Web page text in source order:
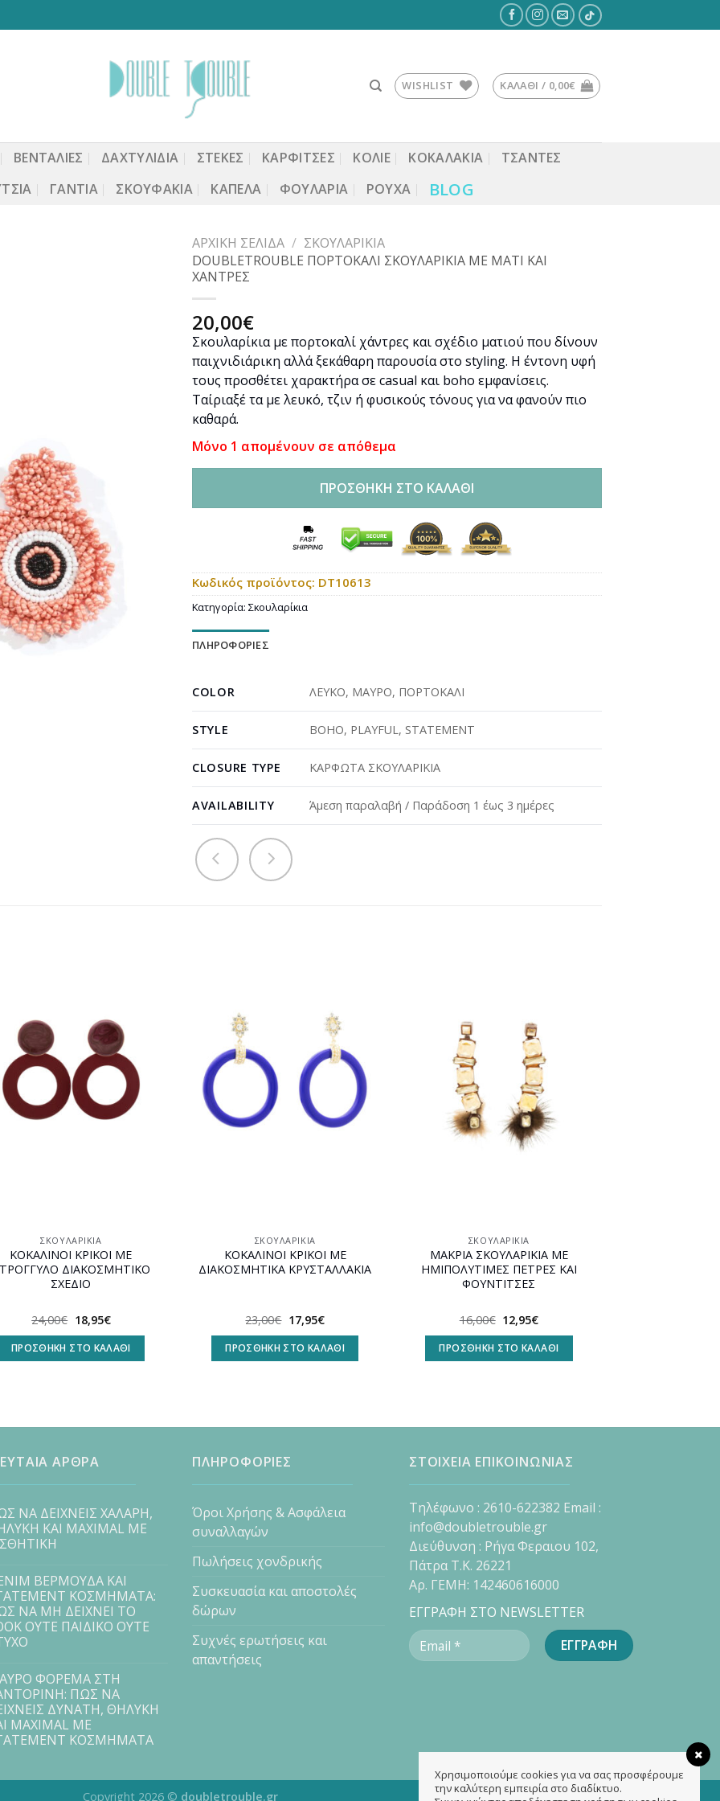
WISHLIST ΚΑΛΆΘΙ / 0,00€
ΒΕΝΤΆΛΙΕΣ ΔΑΧΤΥΛΙΔΙΑ ΣΤΈΚΕΣ ΚΑΡΦΙΤΣΕΣ ΚΟΛΙΕ ΚΟΚΑΛΆΚΙΑ
ΤΣΆΝΤΕΣ
ΓΆΝΤΙΑ ΣΚΟΥΦΆΚΙΑ ΚΑΠΈΛΑ ΦΟΥΛΆΡΙΑ ΡΟΎΧΑ BLOG
ΑΡΧΙΚΉ ΣΕΛΊΔΑ / ΣΚΟΥΛΑΡΊΚΙΑ
DOUBLETROUBLE ΠΟΡΤΟΚΑΛΙ ΣΚΟΥΛΑΡΙΚΙΑ ΜΕ ΜΑΤΙ ΚΑΙ
ΧΑΝΤΡΕΣ
20,00€
Σκουλαρίκια με πορτοκαλί χάντρες και σχέδιο ματιού που δίνουν
παιχνιδιάρικη αλλά ξεκάθαρη παρουσία στο styling. Η έντονη υφή
τους προσθέτει χαρακτήρα σε casual και boho εμφανίσεις.
Ταίριαξέ τα με λευκό, τζιν ή φυσικούς τόνους για να φανούν πιο
καθαρά.
Μόνο 1 απομένουν σε απόθεμα
ΠΡΟΣΘΉΚΗ ΣΤΟ ΚΑΛΆΘΙ
Κωδικός προϊόντος: DT10613
Κατηγορία: Σκουλαρίκια
ΠΛΗΡΟΦΟΡΊΕΣ
COLOR ΛΕΥΚΟ, ΜΑΥΡΟ, ΠΟΡΤΟΚΑΛΙ
STYLE BOHO, PLAYFUL, STATEMENT
CLOSURE TYPE ΚΑΡΦΩΤΑ ΣΚΟΥΛΑΡΙΚΙΑ
AVAILABILITY Άμεση παραλαβή / Παράδοση 1 έως 3 ημέρες
Προσθήκη
wishlist
ΣΚΟΥΛΑΡΊΚΙΑ
ΚΟΚΑΛΙΝΟΙ ΚΡΙΚΟΙ ΜΕ
ΔΙΑΚΟΣΜΗΤΙΚΟ
ΣΧΕΔΙΟ
24,00€ Original
price
was:
24,00€.
18,95€Η
τιμή
είναι:
18,95€.
ΠΡΟΣΘΉΚΗ ΣΤΟ ΚΑΛΆΘΙ
Προσθήκη
στη
wishlist
ΣΚΟΥΛΑΡΊΚΙΑ
ΚΟΚΑΛΙΝΟΙ ΚΡΙΚΟΙ ΜΕ
ΔΙΑΚΟΣΜΗΤΙΚΑ ΚΡΥΣΤΑΛΛΑΚΙΑ
23,00€ Original
price
was:
23,00€.
17,95€Η
τιμή
είναι:
17,95€.
ΠΡΟΣΘΉΚΗ ΣΤΟ ΚΑΛΆΘΙ
ΣΚΟΥΛΑΡΊΚΙΑ
ΜΑΚΡΙΑ ΣΚΟΥΛΑΡΙΚΙΑ ΜΕ
ΗΜΙΠΟΛΥΤΙΜΕΣ ΠΕΤΡΕΣ ΚΑΙ
ΦΟΥΝΤΙΤΣΕΣ
16,00€ Original
price
was:
16,00€.
12,95€Η
τιμή
είναι:
12,95€.
ΠΡΟΣΘΉΚΗ ΣΤΟ ΚΑΛΆΘΙ
ΑΡΘΡΑ
ΝΑ ΔΕΙΧΝΕΙΣ ΧΑΛΑΡΗ,
ΚΑΙ MAXIMAL ΜΕ
ΒΕΡΜΟΥΔΑ ΚΑΙ
ΚΟΣΜΗΜΑΤΑ:
ΝΑ ΜΗ ΔΕΙΧΝΕΙ ΤΟ
ΟΥΤΕ ΠΑΙΔΙΚΟ ΟΥΤΕ
ΦΟΡΕΜΑ ΣΤΗ
ΠΩΣ ΝΑ
ΔΥΝΑΤΗ, ΘΗΛΥΚΗ
MAXIMAL ΜΕ
ΚΟΣΜΗΜΑΤΑ
ΠΛΗΡΟΦΟΡΙΕΣ
Όροι Χρήσης & Ασφάλεια
συναλλαγών
Πωλήσεις χονδρικής
Συσκευασία και αποστολές
δώρων
Συχνές ερωτήσεις και
απαντήσεις
ΣΤΟΙΧΕΙΑ ΕΠΙΚΟΙΝΩΝΙΑΣ
Τηλέφωνο : 2610-622382 Email :
info@doubletrouble.gr
Διεύθυνση : Ρήγα Φεραιου 102,
Πάτρα Τ.Κ. 26221
Αρ. ΓΕΜΗ: 142460616000
ΕΓΓΡΑΦΗ ΣΤΟ NEWSLETTER
Copyright 2026 © doubletrouble.gr
Χρησιμοποιούμε cookies για να σας προσφέρουμε
την καλύτερη εμπειρία στο διαδίκτυο.